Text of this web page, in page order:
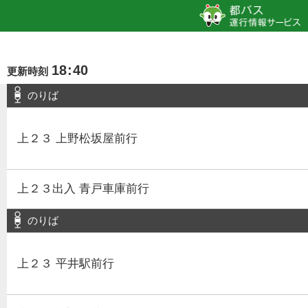
更新時刻 18:40
のりば
上２３ 上野松坂屋前行
上２３出入 青戸車庫前行
のりば
上２３ 平井駅前行